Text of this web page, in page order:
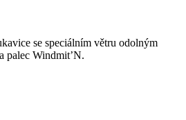
se speciálním větru odolným
palec Windmit’N.